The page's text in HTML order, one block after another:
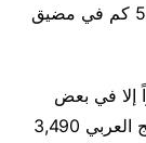
بين حد أقصى حوالي 370 كم إلى حد أدنى 55 كم في مضيق
ضحل لا يتجاوز عمقه 90 متراً إلا في بعض
الأماكن. يبلغ طول الساحل العربي على الخليج العربي 3,490